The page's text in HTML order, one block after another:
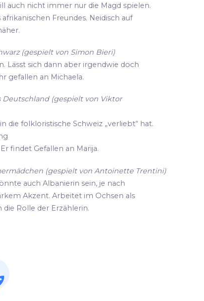
auch nicht immer nur die Magd spielen.
Freundes. Neidisch auf
(gespielt von Simon Bieri)
Lässt sich dann aber irgendwie doch
gefallen an Michaela.
Deutschland (gespielt von Viktor
die folkloristische Schweiz „verliebt“ hat.
findet Gefallen an Marija.
(gespielt von Antoinette Trentini)
auch Albanierin sein, je nach
Akzent. Arbeitet im Ochsen als
die Rolle der Erzählerin.